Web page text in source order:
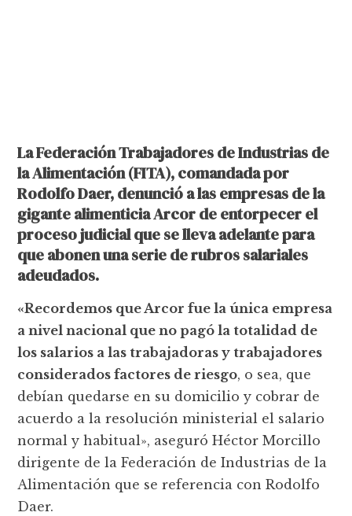
La Federación Trabajadores de Industrias de
la Alimentación (FITA), comandada por
Rodolfo Daer, denunció a las empresas de la
gigante alimenticia Arcor de entorpecer el
proceso judicial que se lleva adelante para
que abonen una serie de rubros salariales
adeudados.
«Recordemos que Arcor fue la única empresa
a nivel nacional que no pagó la totalidad de
los salarios a las trabajadoras y trabajadores
considerados factores de riesgo, o sea, que
debían quedarse en su domicilio y cobrar de
acuerdo a la resolución ministerial el salario
normal y habitual», aseguró Héctor Morcillo
dirigente de la Federación de Industrias de la
Alimentación que se referencia con Rodolfo
Daer.